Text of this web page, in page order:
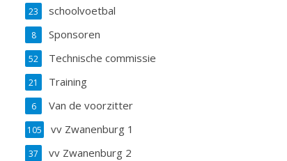
schoolvoetbal
23
Sponsoren
8
Technische commissie
52
Training
21
Van de voorzitter
6
vv Zwanenburg 1
105
vv Zwanenburg 2
37